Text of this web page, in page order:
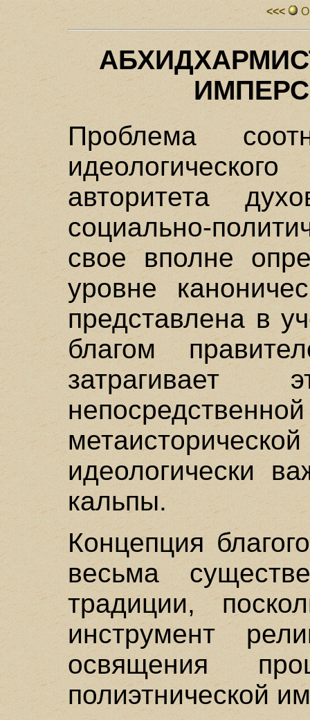
<<<
Проблема
авторитета
социально-
свое вполне
уровне
представлена в
благом
идеологически
кальпы.
Концепция
весьма
традиции,
инструмент
освящения
полиэтнической